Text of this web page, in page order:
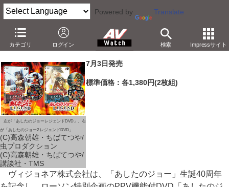
Powered by Translate
カテゴリ ログイン 検索 Impressサイト
「あしたのジョー」生誕40周年記念、PPV-DVDがローソンで発売
－力石徹戦など収録し、2枚で1,380円。「はじめの一歩」も
左が「あしたのジョーレジェンドDVD」、右
が「あしたのジョー2 レジェンドDVD」
(C)高森朝雄・ちばてつや/
虫プロダクション
(C)高森朝雄・ちばてつや/
講談社・TMS
7月3日発売
標準価格：各1,380円(2枚組)
ヴィジョネア株式会社は、「あしたのジョー」生誕40周年